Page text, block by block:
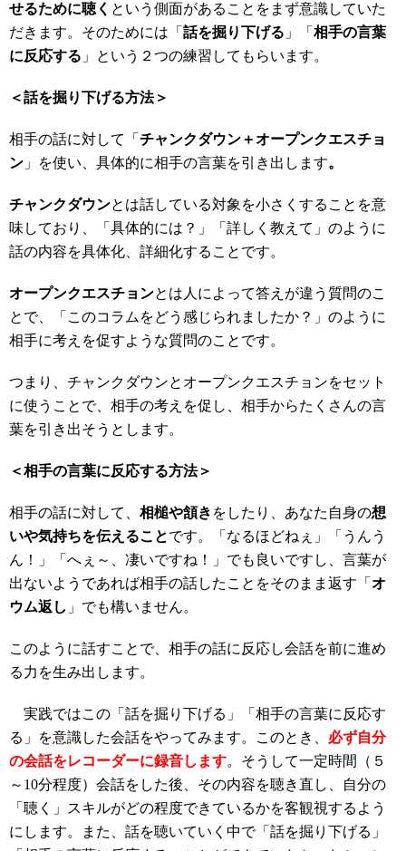
せるために聴く という側面があることをまず意識していた
だきます。そのためには「 話を掘り下げる 」「 相手の言葉
に反応する 」という２つの練習してもらいます。
＜話を掘り下げる方法＞
相手の話に対して「 チャンクダウン＋オープンクエスチョ
ン 」を使い、具体的に相手の言葉を引き出します。
チャンクダウンとは話している対象を小さくすることを意
味しており、「具体的には？」「詳しく教えて」のように
話の内容を具体化、詳細化することです。
オープンクエスチョンとは人によって答えが違う質問のこ
とで、「このコラムをどう感じられましたか？」のように
相手に考えを促すような質問のことです。
つまり、チャンクダウンとオープンクエスチョンをセット
に使うことで、相手の考えを促し、相手からたくさんの言
葉を引き出そうとします。
＜相手の言葉に反応する方法＞
相手の話に対して、 相槌や頷き をしたり、あなた自身の想
いや気持ちを伝えることです。「なるほどねぇ」「うんう
ん！」「へぇ～、凄いですね！」でも良いですし、言葉が
出ないようであれば相手の話したことをそのまま返す「 オ
ウム返し 」でも構いません。
このように話すことで、相手の話に反応し会話を前に進め
る力を生み出します。
実践ではこの「話を掘り下げる」「相手の言葉に反応す
る」を意識した会話をやってみます。このとき、 必ず自分
の会話をレコーダーに録音します。そうして一定時間（５
～10分程度）会話をした後、その内容を聴き直し、自分の
「聴く」スキルがどの程度できているかを客観視するよう
にします。また、話を聴いていく中で「話を掘り下げる」